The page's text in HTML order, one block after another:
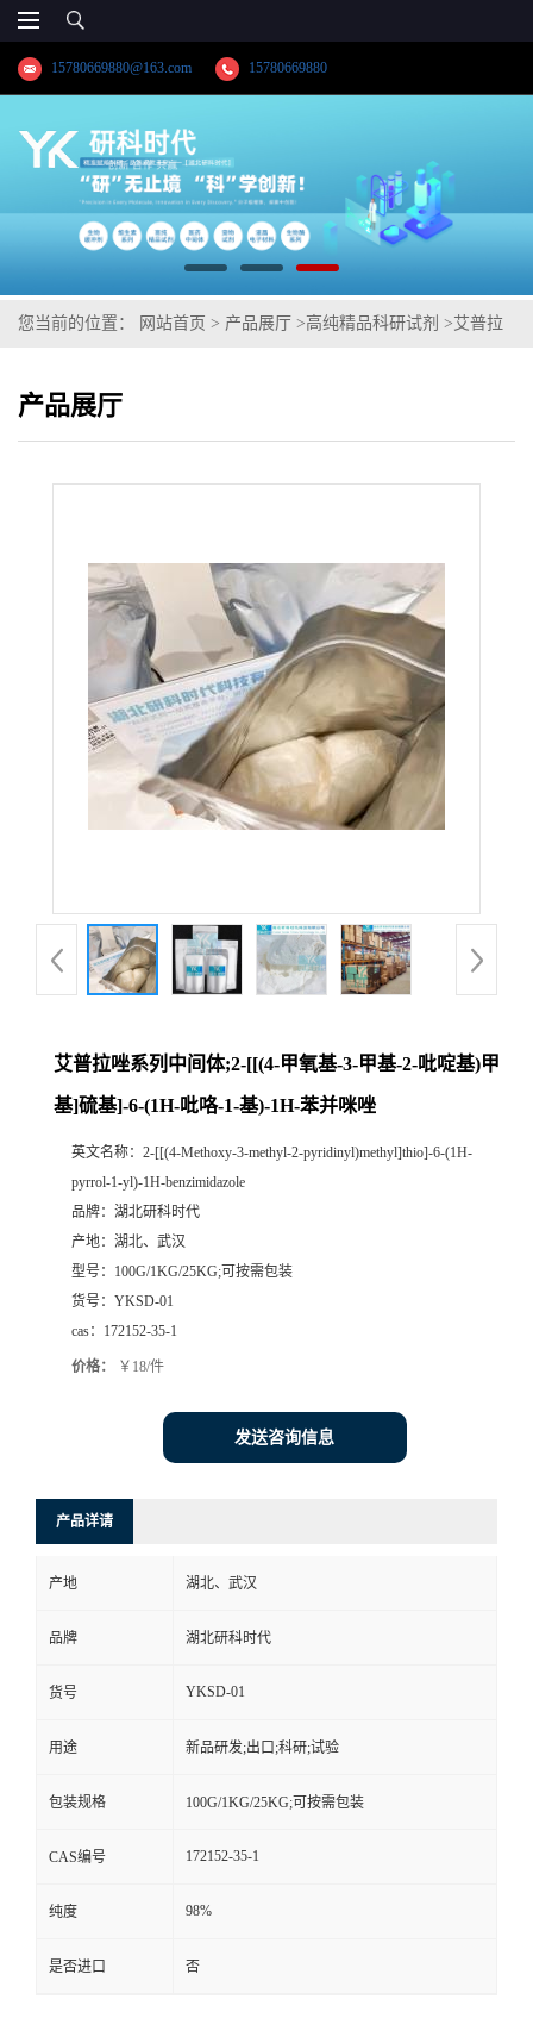
15780669880@163.com 15780669880
您当前的位置： 网站首页 > 产品展厅 >高纯精品科研试剂 >艾普拉
咯-1-基)-1H-苯并咪唑
产品展厅
艾普拉唑系列中间体;2-[[(4-甲氧基-3-甲基-2-吡啶基)甲
基]硫基]-6-(1H-吡咯-1-基)-1H-苯并咪唑
英文名称： 2-[[(4-Methoxy-3-methyl-2-pyridinyl)methyl]thio]-6-(1H-
pyrrol-1-yl)-1H-benzimidazole
品牌： 湖北研科时代
产地： 湖北、武汉
型号： 100G/1KG/25KG;可按需包装
货号： YKSD-01
cas： 172152-35-1
价格： ￥18/件
发送咨询信息
产品详请
产地 湖北、武汉
品牌 湖北研科时代
货号 YKSD-01
用途 新品研发;出口;科研;试验
包装规格 100G/1KG/25KG;可按需包装
CAS编号 172152-35-1
纯度 98%
是否进口 否